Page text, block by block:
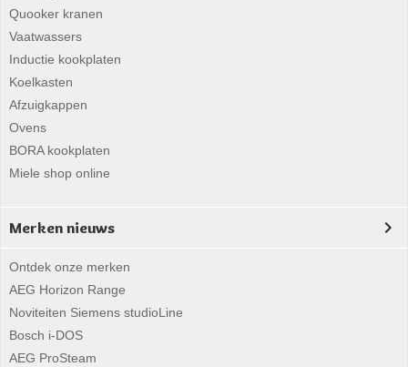
Quooker kranen
Vaatwassers
Inductie kookplaten
Koelkasten
Afzuigkappen
Ovens
BORA kookplaten
Miele shop online
Merken nieuws
Ontdek onze merken
AEG Horizon Range
Noviteiten Siemens studioLine
Bosch i-DOS
AEG ProSteam